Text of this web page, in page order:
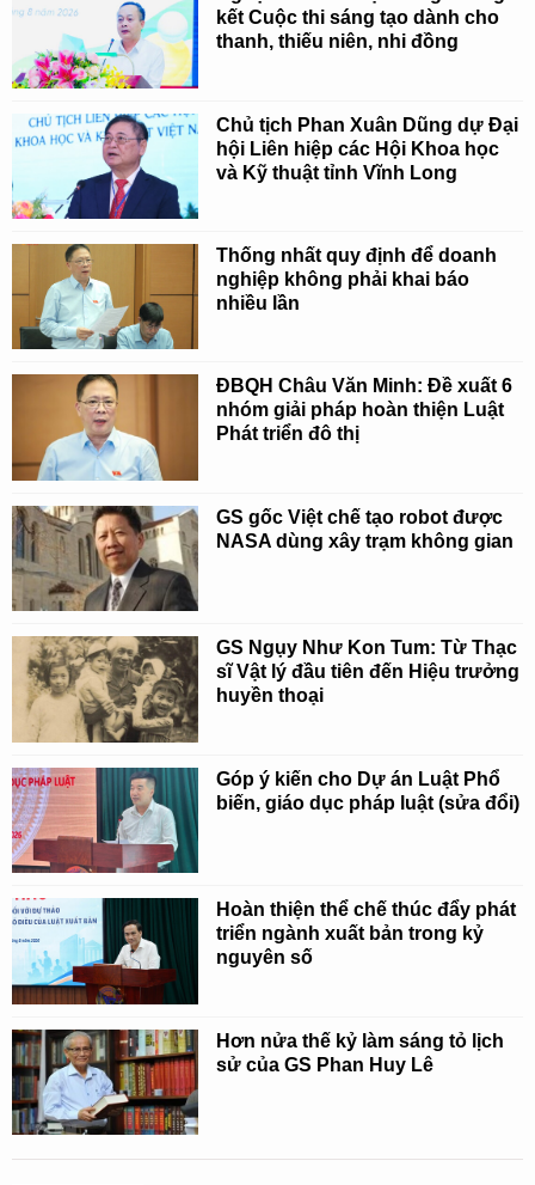
kết Cuộc thi sáng tạo dành cho
thanh, thiếu niên, nhi đồng
Chủ tịch Phan Xuân Dũng dự Đại
hội Liên hiệp các Hội Khoa học
và Kỹ thuật tỉnh Vĩnh Long
Thống nhất quy định để doanh
nghiệp không phải khai báo
nhiều lần
ĐBQH Châu Văn Minh: Đề xuất 6
nhóm giải pháp hoàn thiện Luật
Phát triển đô thị
GS gốc Việt chế tạo robot được
NASA dùng xây trạm không gian
GS Ngụy Như Kon Tum: Từ Thạc
sĩ Vật lý đầu tiên đến Hiệu trưởng
huyền thoại
Góp ý kiến cho Dự án Luật Phổ
biến, giáo dục pháp luật (sửa đổi)
Hoàn thiện thể chế thúc đẩy phát
triển ngành xuất bản trong kỷ
nguyên số
Hơn nửa thế kỷ làm sáng tỏ lịch
sử của GS Phan Huy Lê